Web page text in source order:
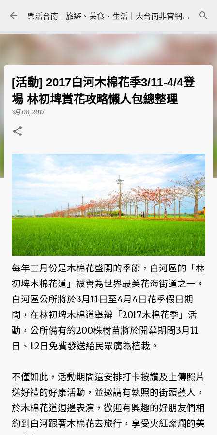
跳到主要內容 樂活台南｜旅遊、美食、生活｜大台南非官網｜tainanlohas.cc
[活動] 2017白河木棉花季3/11-4/4登
場 林初埤賞花攻略懶人包總整理
3月 08, 2017
每年三月份是木棉花盛開的季節，白河區的「林
初埤木棉花道」被譽為世界最美花海街道之一。
白河區公所將於3月11日至4月4日花季假日期
間，在林初埤木棉道舉辦「2017木棉花季」活
動，公所備有約200株樹苗將於開幕期間3月11
日、12日免費發送給民眾廣為植栽。
不僅如此，活動期間還安排打卡按讚及上傳照片
送好禮的好康活動，並邀請有執照的街頭藝人，
於木棉花道週邊表演，歡迎有興趣的好朋友們相
約到白河跟著木棉花去旅行，享受火紅燦爛的美